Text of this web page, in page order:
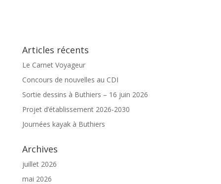
Articles récents
Le Carnet Voyageur
Concours de nouvelles au CDI
Sortie dessins à Buthiers – 16 juin 2026
Projet d’établissement 2026-2030
Journées kayak à Buthiers
Archives
juillet 2026
mai 2026